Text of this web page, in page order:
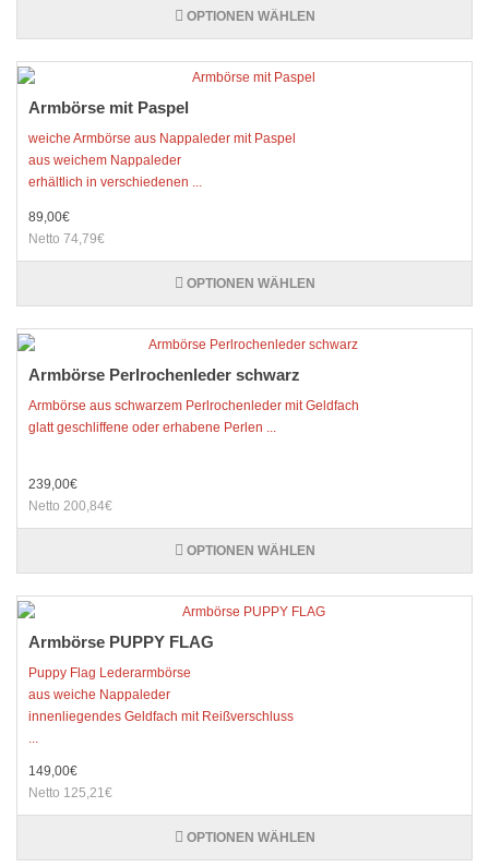
OPTIONEN WÄHLEN
Armbörse mit Paspel
weiche Armbörse aus Nappaleder mit Paspel
aus weichem Nappaleder
erhältlich in verschiedenen ...
89,00€
Netto 74,79€
OPTIONEN WÄHLEN
Armbörse Perlrochenleder schwarz
Armbörse aus schwarzem Perlrochenleder mit Geldfach
glatt geschliffene oder erhabene Perlen ...
239,00€
Netto 200,84€
OPTIONEN WÄHLEN
Armbörse PUPPY FLAG
Puppy Flag Lederarmbörse
aus weiche Nappaleder
innenliegendes Geldfach mit Reißverschluss
...
149,00€
Netto 125,21€
OPTIONEN WÄHLEN